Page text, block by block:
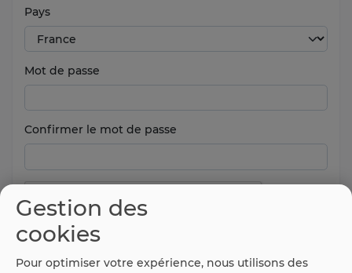
Pays
Mot de passe
Confirmer le mot de passe
Gestion des
cookies
Pour optimiser votre expérience, nous utilisons des